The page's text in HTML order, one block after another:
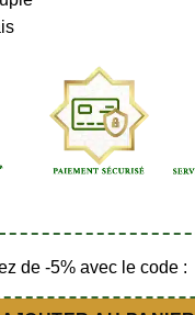
de -5% avec le code :